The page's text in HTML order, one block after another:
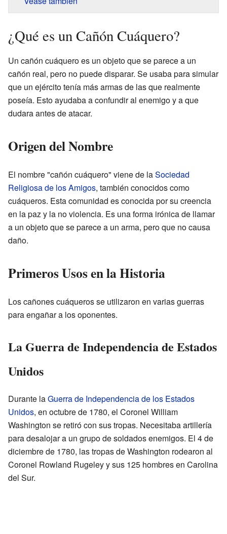
¿Qué es un Cañón Cuáquero?
Un cañón cuáquero es un objeto que se parece a un
cañón real, pero no puede disparar. Se usaba para simular
que un ejército tenía más armas de las que realmente
poseía. Esto ayudaba a confundir al enemigo y a que
dudara antes de atacar.
Origen del Nombre
El nombre "cañón cuáquero" viene de laSociedad
Religiosa de los Amigos, también conocidos como
cuáqueros. Esta comunidad es conocida por su creencia
en la paz y la no violencia. Es una forma irónica de llamar
a un objeto que se parece a un arma, pero que no causa
daño.
Primeros Usos en la Historia
Los cañones cuáqueros se utilizaron en varias guerras
para engañar a los oponentes.
La Guerra de Independencia de Estados
Unidos
Durante laGuerra de Independencia de los Estados
Unidos, en octubre de 1780, el Coronel William
Washington se retiró con sus tropas. Necesitaba artillería
para desalojar a un grupo de soldados enemigos. El 4 de
diciembre de 1780, las tropas de Washington rodearon al
Coronel Rowland Rugeley y sus 125 hombres en Carolina
del Sur.